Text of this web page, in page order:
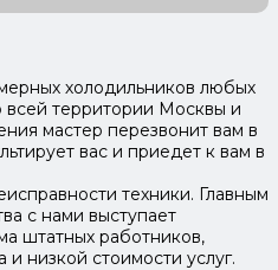
холодильников любых
территории Москвы и
мастер перезвонит вам в
вас и приедет к вам в
техники. Главным
с нами выступает
штатных работников,
низкой стоимости услуг.